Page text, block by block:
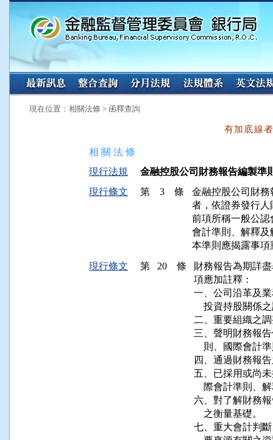
:::
現在位置：相關法條 > 函釋查詢
有加底線
相 關 法 條
現行法規
金融控股公司財務報告編製準
現行條文
第 3 條
金融控股公司財
者，依證券發行
前項所稱一般公
會計準則、解釋及
本準則應揭露事
現行條文
第 20 條
財務報告為期詳
項應加註釋：
一、公司沿革及
投資持股關係
二、重要組織之
三、聲明財務報
則、國際會計
四、通過財務報
五、已採用或尚
際會計準則、
六、對了解財務
    之衡量基礎。
七、重大會計判